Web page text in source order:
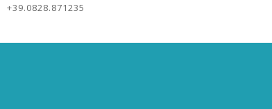
+39.0828.871235